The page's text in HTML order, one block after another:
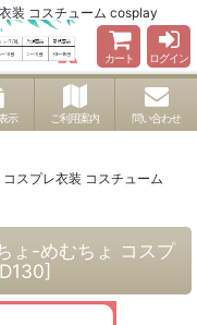
装 コスチューム cosplay
カート ログイン
示 ご利用案内 問い合わせ
スプレ衣装 コスチューム
ょ-めむちょ コスプ
]